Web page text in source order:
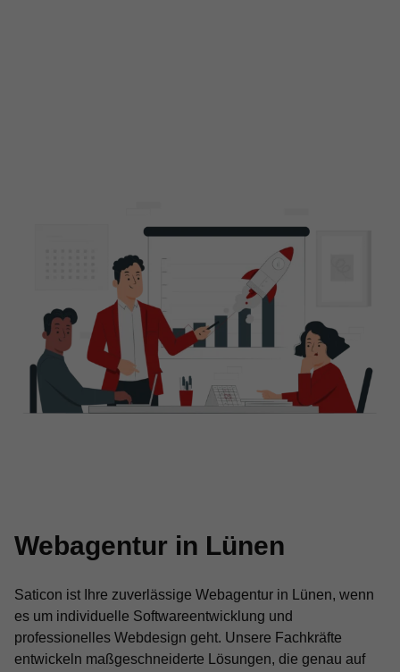
Webagentur in Lünen
Saticon ist Ihre zuverlässige Webagentur in Lünen, wenn
es um individuelle Softwareentwicklung und
professionelles Webdesign geht. Unsere Fachkräfte
entwickeln maßgeschneiderte Lösungen, die genau auf